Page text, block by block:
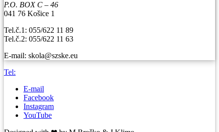
P.O. BOX C – 46
041 76 Košice 1
Tel.č.1: 055/622 11 89
Tel.č.2: 055/622 11 63
E-mail: skola@szske.eu
Tel:
E-mail
Facebook
Instagram
YouTube